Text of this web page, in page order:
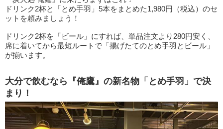
ドリンク2杯と「とめ手羽」5本をまとめた1,980円（税込）のセ
ットを頼みましょう！
ドリンク2杯を「ビール」にすれば、単品注文より280円安く、
席に着いてから最短ルートで「揚げたてのとめ手羽とビール」
が揃います。
大分で飲むなら『俺鷹』の新名物「とめ手羽」で決
まり！